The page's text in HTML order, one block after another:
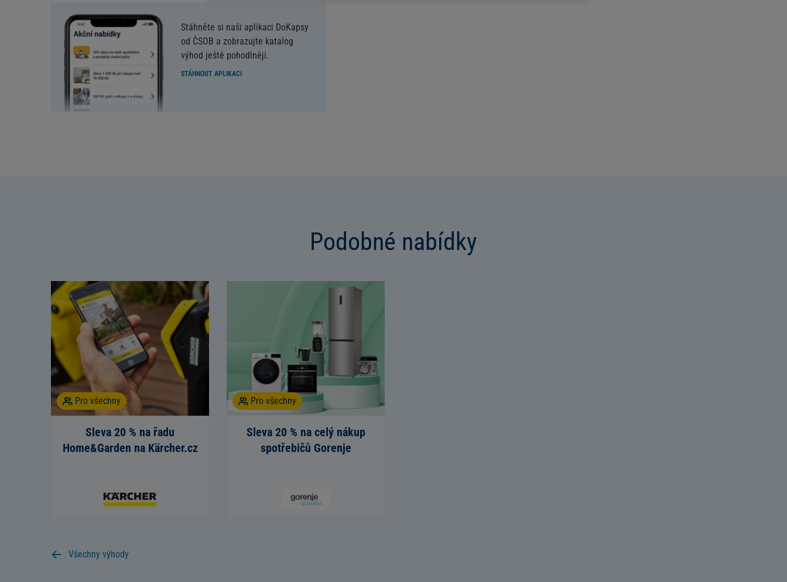
Stáhněte si naši aplikaci DoKapsy
od ČSOB a zobrazujte katalog
výhod ještě pohodlněji.
STÁHNOUT APLIKACI
Podobné nabídky
Pro všechny
Sleva 20 % na řadu
Home&Garden na Kärcher.cz
Pro všechny
Sleva 20 % na celý nákup
spotřebičů Gorenje
Všechny výhody